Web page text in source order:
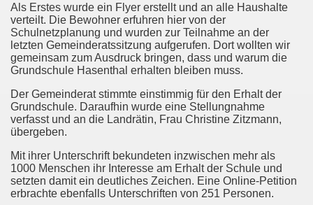
Als Erstes wurde ein Flyer erstellt und an alle Haushalte
verteilt. Die Bewohner erfuhren hier von der
Schulnetzplanung und wurden zur Teilnahme an der
letzten Gemeinderatssitzung aufgerufen. Dort wollten wir
gemeinsam zum Ausdruck bringen, dass und warum die
Grundschule Hasenthal erhalten bleiben muss.
Der Gemeinderat stimmte einstimmig für den Erhalt der
Grundschule. Daraufhin wurde eine Stellungnahme
verfasst und an die Landrätin, Frau Christine Zitzmann,
übergeben.
Mit ihrer Unterschrift bekundeten inzwischen mehr als
1000 Menschen ihr Interesse am Erhalt der Schule und
setzten damit ein deutliches Zeichen. Eine Online-Petition
erbrachte ebenfalls Unterschriften von 251 Personen.